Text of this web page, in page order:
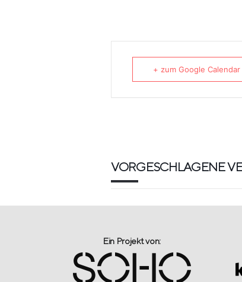
+ zum Google
VORGESCHLAGENE
Ein Projekt von:​